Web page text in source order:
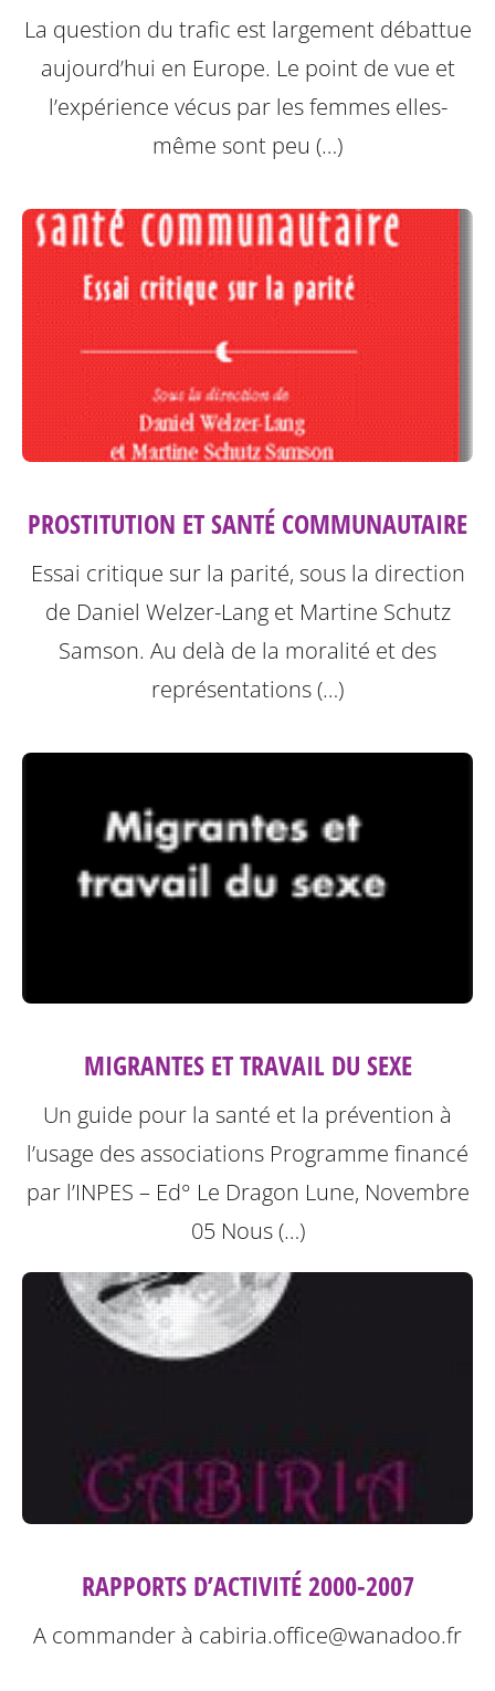
La question du trafic est largement débattue
aujourd’hui en Europe. Le point de vue et
l’expérience vécus par les femmes elles-
même sont peu (…)
PROSTITUTION ET SANTÉ COMMUNAUTAIRE
Essai critique sur la parité, sous la direction
de Daniel Welzer-Lang et Martine Schutz
Samson. Au delà de la moralité et des
représentations (…)
MIGRANTES ET TRAVAIL DU SEXE
Un guide pour la santé et la prévention à
l’usage des associations Programme financé
par l’INPES – Ed° Le Dragon Lune, Novembre
05 Nous (…)
RAPPORTS D’ACTIVITÉ 2000-2007
A commander à cabiria.office@wanadoo.fr